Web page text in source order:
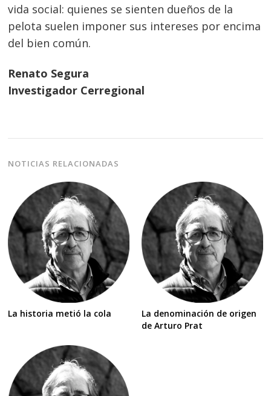
vida social: quienes se sienten dueños de la
pelota suelen imponer sus intereses por encima
del bien común.
Renato Segura
Investigador Cerregional
NOTICIAS RELACIONADAS
La historia metió la cola
La denominación de origen
de Arturo Prat